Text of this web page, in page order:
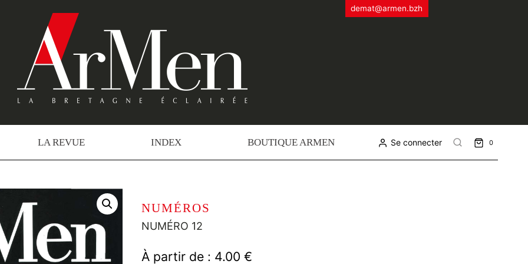
demat@armen.bzh
LA REVUE INDEX BOUTIQUE ARMEN Se connecter 0
NUMÉROS
NUMÉRO 12
À partir de : 4.00 €